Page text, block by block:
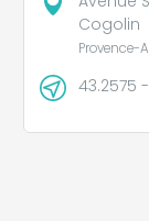
Cogolin
Provence-
43.2575